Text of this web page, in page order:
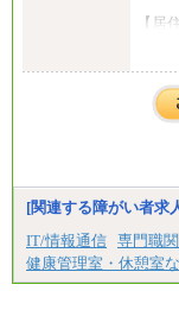
【居
大学
高専
短大
専門
【居
5,000
大学
大学
高専
短大
[関連する障がい者求
IT/情報通信 専門職
健康管理室・休憩室